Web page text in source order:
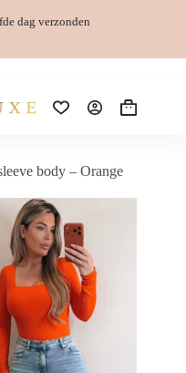
dag verzonden
body – Orange